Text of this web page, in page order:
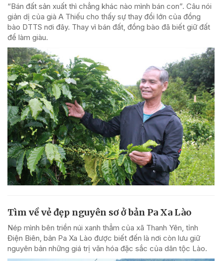
“Bán đất sản xuất thì chẳng khác nào mình bán con”. Câu nói
giản dị của già A Thiếu cho thấy sự thay đổi lớn của đồng
bào DTTS nơi đây. Thay vì bán đất, đồng bào đã biết giữ đất
để làm giàu.
Tìm về vẻ đẹp nguyên sơ ở bản Pa Xa Lào
Nép mình bên triền núi xanh thẳm của xã Thanh Yên, tỉnh
Điện Biên, bản Pa Xa Lào được biết đến là nơi còn lưu giữ
nguyên bản những giá trị văn hóa đặc sắc của dân tộc Lào.